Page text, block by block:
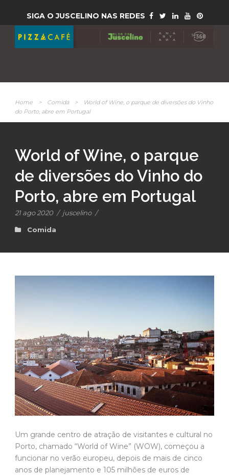
SIGA O JUSCELINO NAS REDES
Home > Comida >
World of Wine, o parque de diversões do Vinho
do Porto, abre em Portugal
World of Wine, o parque
de diversões do Vinho do
Porto, abre em Portugal
21 ago 2020 / juscelino /
Comida
Um grande centro de atração de visitantes e cultural no
Porto, chamado “World of Wine” (WOW), começou a
funcionar no verão europeu, depois de mais de cinco
anos de planejamento e 105 milhões de euros de